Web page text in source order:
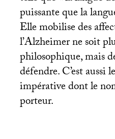
puissante que la
Elle mobilise des
l’Alzheimer ne soit
philosophique, mais
défendre. C’est aussi
impérative dont le
porteur.